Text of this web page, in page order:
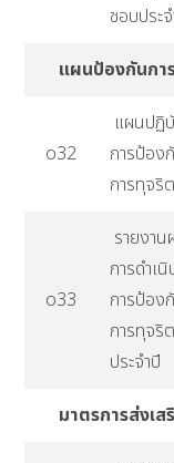
ชอบประ
แผนป้องกันกา
o32
แผนปฏิ
การป้อง
การทุจริต
o33
รายงาน
การดำเนิ
การป้อง
การทุจริต
ประจำปี
มาตรการส่งเ